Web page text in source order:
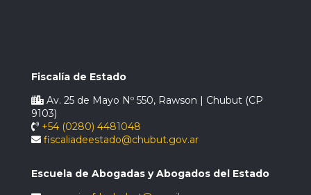
Fiscalía de Estado
Av. 25 de Mayo Nº 550, Rawson | Chubut (CP
9103)
+54 (0280) 4481048
fiscaliadeestado@chubut.gov.ar
Escuela de Abogadas y Abogados del Estado